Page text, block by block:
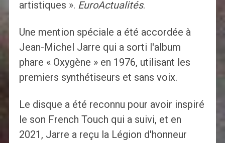
artistiques ». EuroActualités.
Une mention spéciale a été accordée à
Jean-Michel Jarre qui a sorti l'album
phare « Oxygène » en 1976, utilisant les
premiers synthétiseurs et sans voix.
Le disque a été reconnu pour avoir inspiré
le son French Touch qui a suivi, et en
2021, Jarre a reçu la Légion d'honneur